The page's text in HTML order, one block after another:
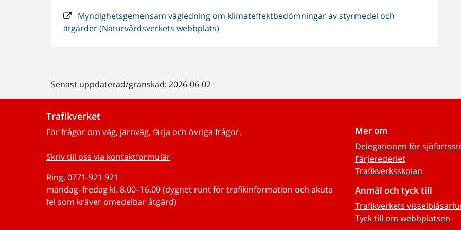
Myndighetsgemensam vägledning om klimateffektbedömningar av styrmedel och
åtgärder (Naturvårdsverkets webbplats)
Senast uppdaterad/granskad: 2026-06-02
Trafikverket
För frågor om väg, järnväg, färja och övriga frågor.
Skriv till oss via kontaktformulär
Ring, 0771-921 921
måndag–fredag kl. 8.00–16.00 (dygnet runt för trafikinformation och akuta
fel som kräver omedelbar åtgärd)
Mer om
Delegationen för
Färjerederiet
Trafikverksskolan
Anmäl och tyck till
Trafikverkets
Tyck till om webbplatsen